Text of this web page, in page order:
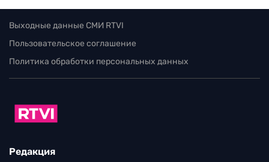
Выходные данные СМИ RTVI
Пользовательское соглашение
Политика обработки персональных данных
Редакция